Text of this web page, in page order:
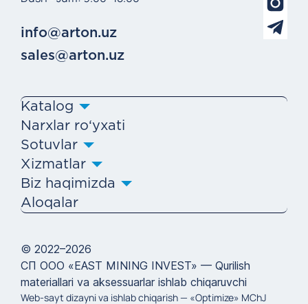
info@arton.uz
sales@arton.uz
Katalog
Narxlar ro‘yxati
Sotuvlar
Xizmatlar
Biz haqimizda
Aloqalar
© 2022–2026
СП ООО «EAST MINING INVEST» — Qurilish
materiallari va aksessuarlar ishlab chiqaruvchi
Web-sayt dizayni va ishlab chiqarish — «Optimize» MChJ